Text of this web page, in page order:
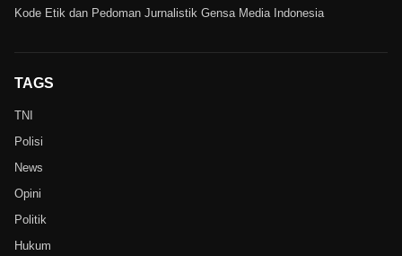
Kode Etik dan Pedoman Jurnalistik Gensa Media Indonesia
TAGS
TNI
Polisi
News
Opini
Politik
Hukum